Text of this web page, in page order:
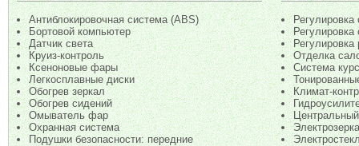
Антиблокировочная система (ABS)
Бортовой компьютер
Датчик света
Круиз-контроль
Ксеноновые фары
Легкосплавные диски
Обогрев зеркал
Обогрев сидений
Омыватель фар
Охранная система
Подушки безопасности: передние
Регулировка
Отделка
Система
Климат-